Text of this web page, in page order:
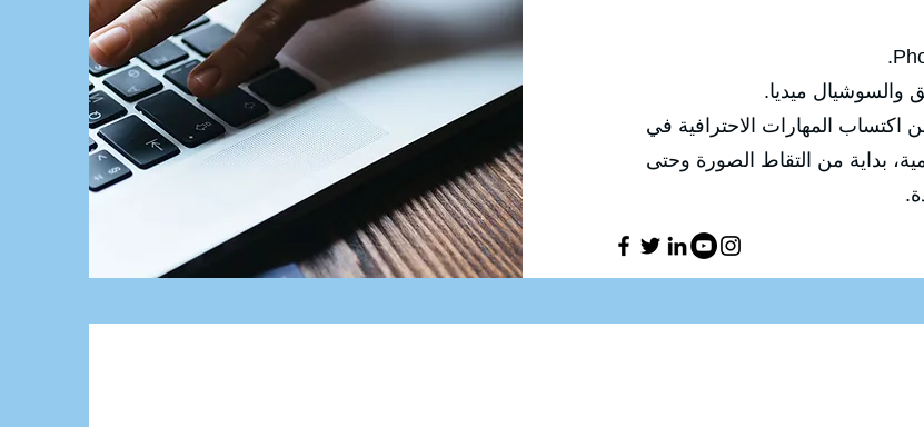
والسوشيال ميديا.
اكتساب المهارات الاحترافية في
بداية من التقاط الصورة وحتى